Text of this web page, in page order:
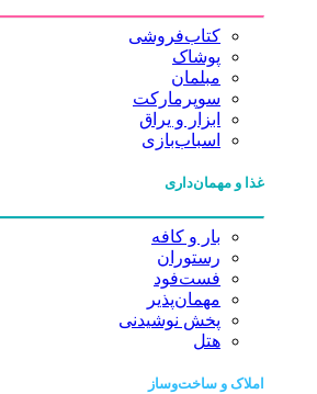
کتاب‌فروشی
پوشاک
مبلمان
سوپرمارکت
ابزار و یراق
اسباب‌بازی
غذا و مهمان‌داری
بار و کافه
رستوران
فست‌فود
مهمان‌پذیر
پخش نوشیدنی
هتل
املاک و ساخت‌وساز